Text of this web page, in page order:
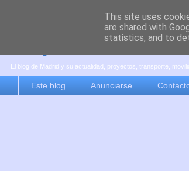
es por madrid
El blog de Madrid y su actualidad, proyectos, transporte,
Este blog Anunciarse
This site uses
are shared with
statistics, and to